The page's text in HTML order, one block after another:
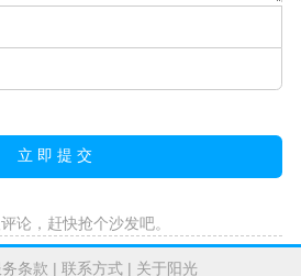
论，赶快抢个沙发吧。
务条款 | 联系方式 | 关于阳光